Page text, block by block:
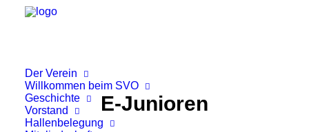
Der Verein
Willkommen beim SVO
Geschichte
Vorstand
Hallenbelegung
E-Junioren